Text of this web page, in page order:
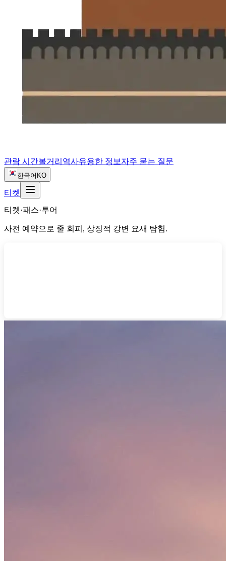
관람 시간볼거리 역사유용한 정보 자주 묻는 질문
한국어 KO
티켓
티켓·패스·투어
사전 예약으로 줄 회피, 상징적 강변 요새 탐험.